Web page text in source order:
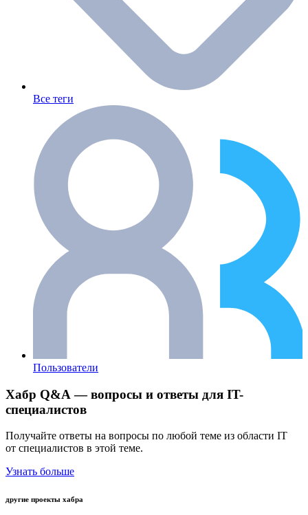
Все теги
Пользователи
Хабр Q&A — вопросы и ответы для IT-
специалистов
Получайте ответы на вопросы по любой теме из области IT
от специалистов в этой теме.
Узнать больше
другие проекты хабра